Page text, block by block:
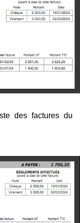
des factures du